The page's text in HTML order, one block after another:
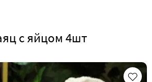
с яйцом 4шт